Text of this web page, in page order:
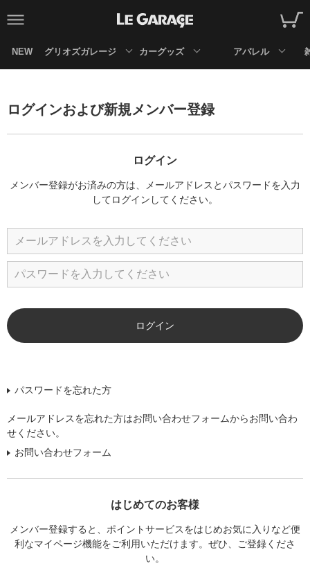
NEW グリオズガレージ カーグッズ アパレル
ログインおよび新規メンバー登録
ログイン
メンバー登録がお済みの方は、メールアドレスとパスワードを入力
してログインしてください。
パスワードを忘れた方
メールアドレスを忘れた方はお問い合わせフォームからお問い合わ
せください。
お問い合わせフォーム
はじめてのお客様
メンバー登録すると、ポイントサービスをはじめお気に入りなど便
利なマイページ機能をご利用いただけます。ぜひ、ご登録くださ
い。